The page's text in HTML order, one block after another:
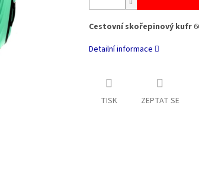
Cestovní skořepinový kufr
Detailní informace
TISK ZEPTAT SE